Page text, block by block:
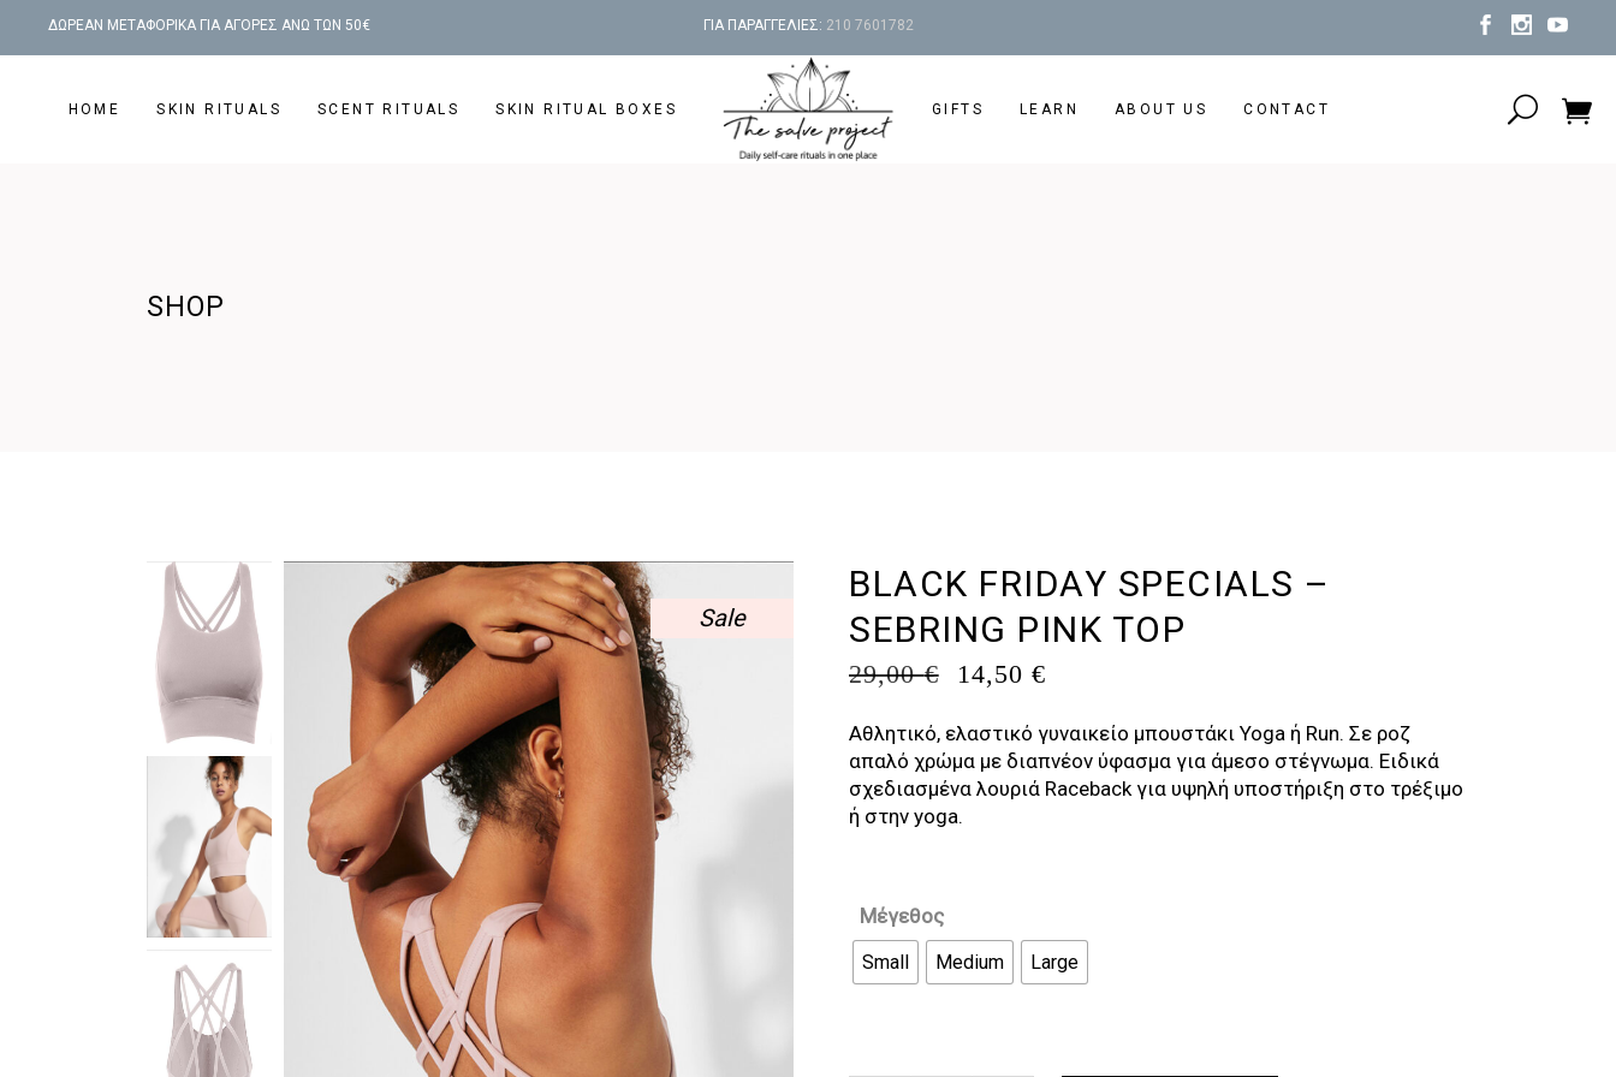
ΔΩΡΕΑΝ ΜΕΤΑΦΟΡΙΚΑ ΓΙΑ ΑΓΟΡΕΣ ΑΝΩ ΤΩΝ 50€ ΓΙΑ ΠΑΡΑΓΓΕΛΙΕΣ: 210 7601782
HOME SKIN RITUALS SCENT RITUALS SKIN RITUAL BOXES GIFTS LEARN ABOUT US CONTACT
SHOP
Sale
BLACK FRIDAY SPECIALS –
SEBRING PINK TOP
29,00€
ORIGINAL
WAS:
29,00 €.
14,50€
ΤΙΜΉ
ΕΊΝΑΙ:
14,50 €.
Αθλητικό, ελαστικό γυναικείο μπουστάκι Yoga ή Run. Σε ροζ
απαλό χρώμα με διαπνέον ύφασμα για άμεσο στέγνωμα. Ειδικά
σχεδιασμένα λουριά Raceback για υψηλή υποστήριξη στο τρέξιμο
ή στην yoga.
Μέγεθος
Small Medium Large